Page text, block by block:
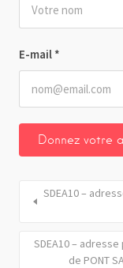
E-mail *
SDEA10 –
SDEA10 –
de PONT